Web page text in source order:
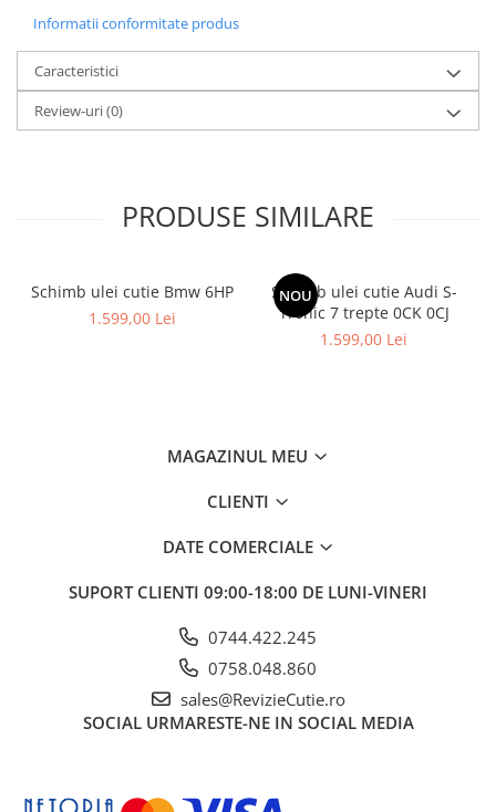
Informatii conformitate produs
Caracteristici
Review-uri(0)
PRODUSE SIMILARE
Schimb ulei cutie Bmw 6HP
1.599,00 Lei
NOU
Schimb ulei cutie Audi S-
Tronic 7 trepte 0CK 0CJ
1.599,00 Lei
MAGAZINUL MEU
CLIENTI
DATE COMERCIALE
SUPORT CLIENTI 09:00-18:00 DE LUNI-VINERI
0744.422.245
0758.048.860
sales@RevizieCutie.ro
SOCIAL URMARESTE-NE IN SOCIAL MEDIA